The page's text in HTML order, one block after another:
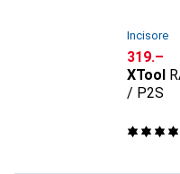
Incisore
CHF
319.–
XTool
/ P2S